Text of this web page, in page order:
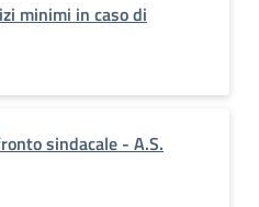
minimi in caso di
sindacale - A.S.